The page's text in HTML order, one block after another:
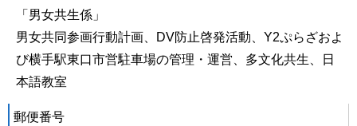
「男女共生係」
男女共同参画行動計画、DV防止啓発活動、Y2ぷらざおよ
び横手駅東口市営駐車場の管理・運営、多文化共生、日
本語教室
郵便番号